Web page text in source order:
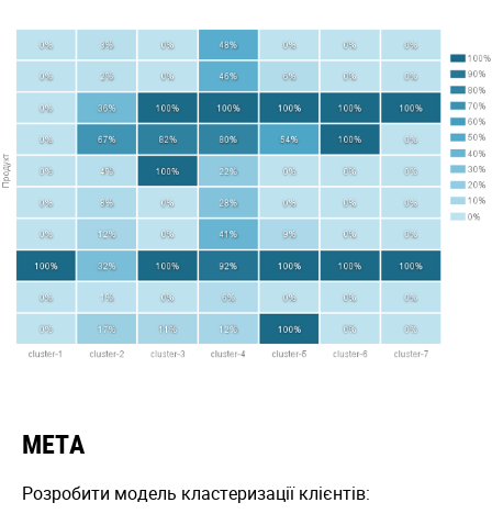
МЕТА
Розробити модель кластеризації клієнтів: